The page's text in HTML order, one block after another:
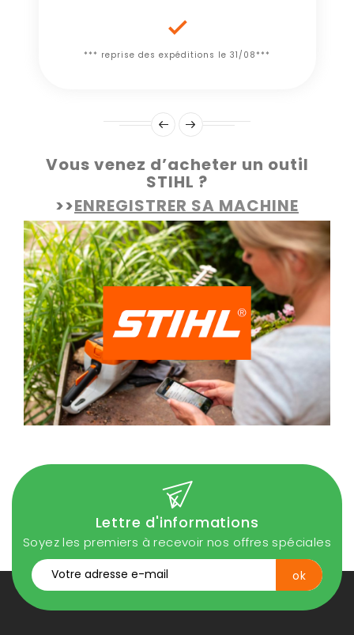

*** reprise des expéditions le 31/08***
Vous venez d’acheter un outil
STIHL ?
>>ENREGISTRER SA MACHINE
Lettre d'informations
Soyez les premiers à recevoir nos offres spéciales